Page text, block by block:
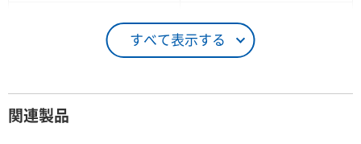
すべて表示する
26日 ～ 1ヶ月 100％（割引率 0％）
関連製品